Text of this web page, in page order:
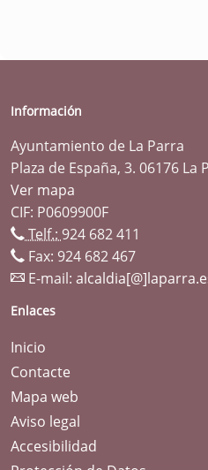
Información
Ayuntamiento de La Parra
Plaza de España, 3. 06176 La
Ver mapa
CIF: P0609900F
Telf.: 924 682 411
Fax: 924 682 467
E-mail:
Enlaces
Inicio
Contacte
Mapa web
Aviso legal
Accesibilidad